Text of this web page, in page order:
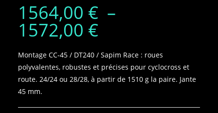
1564,00 € –
1572,00 €
Montage CC‑45 / DT240 / Sapim Race : roues
polyvalentes, robustes et précises pour cyclocross et
route. 24/24 ou 28/28, à partir de 1510 g la paire. Jante
45 mm.